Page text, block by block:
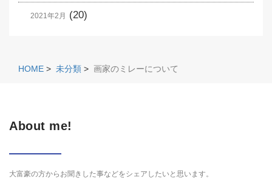
2021年2月 (20)
HOME > 未分類 > 画家のミレーについて
About me!
大富豪の方からお聞きした事などをシェアしたいと思います。